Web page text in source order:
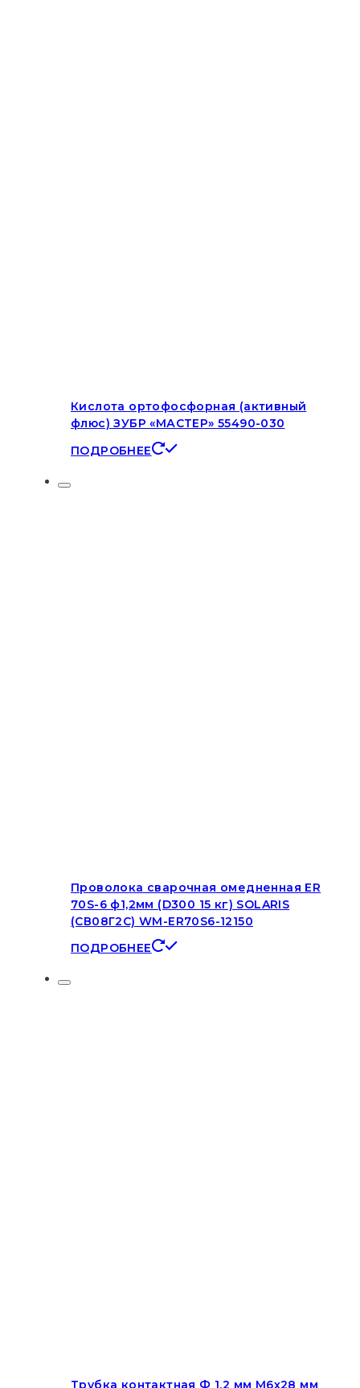
Кислота ортофосфорная (активный
флюс) ЗУБР «МАСТЕР» 55490-030
ПОДРОБНЕЕ
Проволока сварочная омедненная ER
70S-6 ф1,2мм (D300 15 кг) SOLARIS
(СВ08Г2С) WM-ER70S6-12150
ПОДРОБНЕЕ
Трубка контактная Ф 1.2 мм M6х28 мм